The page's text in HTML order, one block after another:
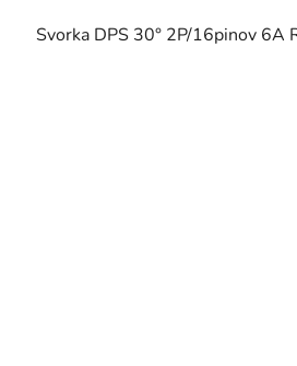
Svorka DPS 30° 2P/16pinov 6A